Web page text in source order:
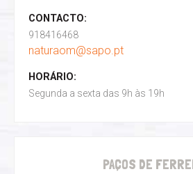
CONTACTO:
918416468
naturaom@sapo.pt
HORÁRIO:
Segunda a sexta das 9h às 19h
PAÇOS DE